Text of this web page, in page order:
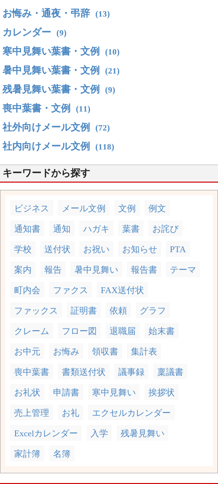
お悔み・通夜・弔辞 (13)
カレンダー (9)
寒中見舞い葉書・文例 (10)
暑中見舞い葉書・文例 (21)
残暑見舞い葉書・文例 (9)
喪中葉書・文例 (11)
社外向けメール文例 (72)
社内向けメール文例 (118)
キーワードから探す
ビジネス メール文例 文例 例文
通知書 通知 ハガキ 葉書 お詫び
学校 送付状 お祝い お知らせ PTA
案内 報告 暑中見舞い 報告書 テーマ
町内会 ファクス FAX送付状
ファックス 証明書 依頼 グラフ
クレーム フロー図 退職届 始末書
お中元 お悔み 領収書 集計表
喪中葉書 書類送付状 議事録 稟議書
お礼状 申請書 寒中見舞い 挨拶状
売上管理 お礼 エクセルカレンダー
Excelカレンダー 入学 残暑見舞い
家計簿 名簿